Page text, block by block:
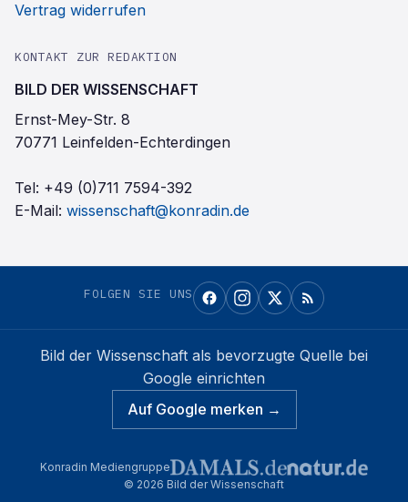
Vertrag widerrufen
KONTAKT ZUR REDAKTION
BILD DER WISSENSCHAFT
Ernst-Mey-Str. 8
70771 Leinfelden-Echterdingen
Tel: +49 (0)711 7594-392
E-Mail: wissenschaft@konradin.de
FOLGEN SIE UNS
Bild der Wissenschaft als bevorzugte Quelle bei
Google einrichten
Auf Google merken →
Konradin Mediengruppe
© 2026 Bild der Wissenschaft